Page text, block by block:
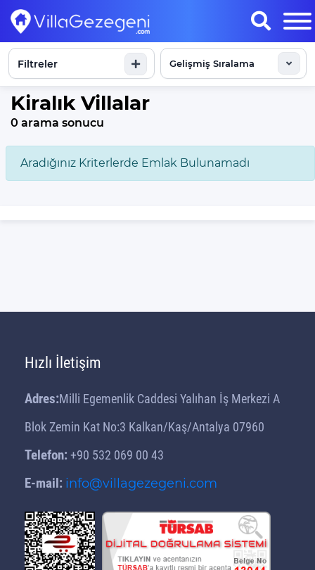
Filtreler
Sonuçları Göster
Kiralık Villalar
0 arama sonucu
Aradığınız Kriterlerde Emlak Bulunamadı
Hızlı İletişim
Adres:Milli Egemenlik Caddesi Yalıhan İş Merkezi A
Blok Zemin Kat No:3 Kalkan/Kaş/Antalya 07960
Telefon: +90 532 069 00 43
E-mail: info@villagezegeni.com